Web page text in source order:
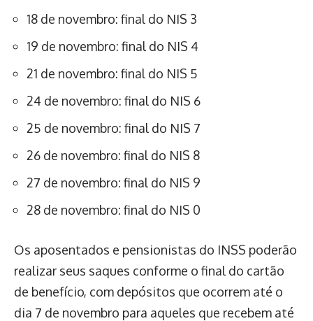
18 de novembro: final do NIS 3
19 de novembro: final do NIS 4
21 de novembro: final do NIS 5
24 de novembro: final do NIS 6
25 de novembro: final do NIS 7
26 de novembro: final do NIS 8
27 de novembro: final do NIS 9
28 de novembro: final do NIS 0
Os aposentados e pensionistas do INSS poderão
realizar seus saques conforme o final do cartão
de benefício, com depósitos que ocorrem até o
dia 7 de novembro para aqueles que recebem até